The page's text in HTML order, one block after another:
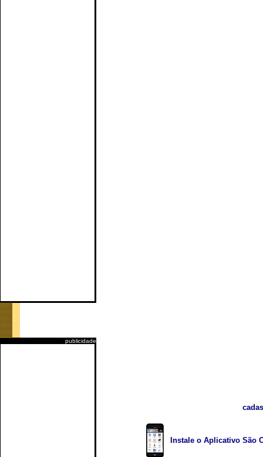
publicidade
Instale o Aplicativo São